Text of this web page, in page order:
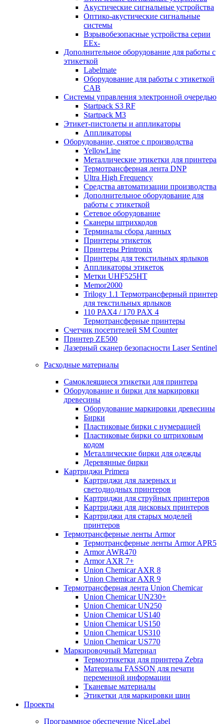
Акустические сигнальные устройства
Оптико-акустические сигнальные
системы
Взрывобезопасные устройства серии
EEx-
Дополнительное оборудование для работы с
этикеткой
Labelmate
Оборудование для работы с этикеткой
CAB
Системы управления электронной очередью
Startpack S3 RF
Startpack M3
Этикет-пистолеты и аппликаторы
Аппликаторы
Оборудование, снятое с производства
YellowLine
Металлические этикетки для принтера
Термотрансферная лента DNP
Ultra High Frequency
Средства автоматизации производства
Дополнительное оборудование для
работы с этикеткой
Сетевое оборудование
Сканеры штрихкодов
Терминалы сбора данных
Принтеры этикеток
Принтеры Printronix
Принтеры для текстильных ярлыков
Аппликаторы этикеток
Метки UHF525HT
Memor2000
Trilogy 1.1 Термотрансферный принтер
для текстильных ярлыков
110 PAX4 / 170 PAX 4
Термотрансферные принтеры
Счетчик посетителей SM Counter
Принтер ZE500
Лазерный сканер безопасности Laser Sentinel
Расходные материалы
Самоклеящиеся этикетки для принтера
Оборудование и бирки для маркировки
древесины
Оборудование маркировки древесины
Бирки
Пластиковые бирки с нумерацией
Пластиковые бирки со штриховым
кодом
Металлические бирки для одежды
Деревянные бирки
Картриджи Primera
Картриджи для лазерных и
светодиодных принтеров
Картриджи для струйных принтеров
Картриджи для дисковых принтеров
Картриджи для старых моделей
принтеров
Термотрансферные ленты Armor
Термотрансферные ленты Armor APR5
Armor AWR470
Armor AXR 7+
Union Chemicar AXR 8
Union Chemicar AXR 9
Термотрансферная лента Union Chemicar
Union Chemicar UN230+
Union Chemicar UN250
Union Chemicar US140
Union Chemicar US150
Union Chemicar US310
Union Chemicar US770
Маркировочный Материал
Термоэтикетки для принтера Zebra
Материалы FASSON для печати
переменной информации
Тканевые материалы
Этикетки для маркировки шин
Проекты
Программное обеспечение NiceLabel